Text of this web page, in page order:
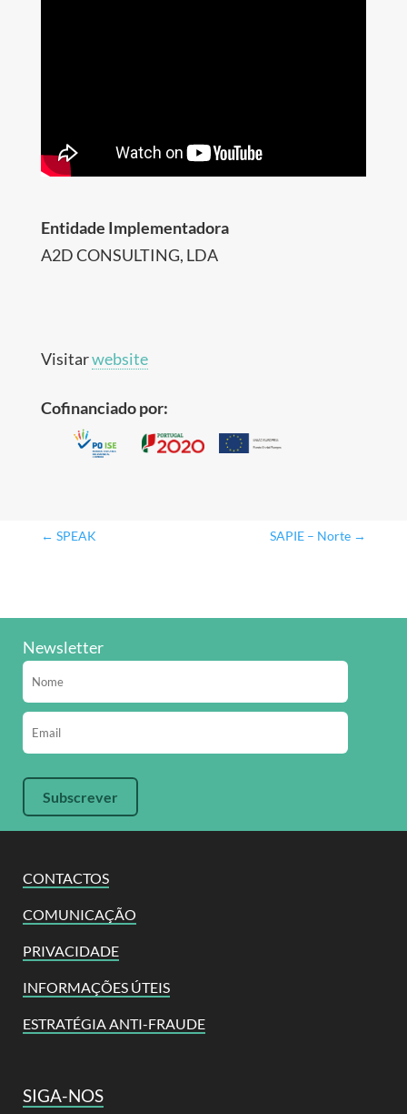
Entidade Implementadora
A2D CONSULTING, LDA
Visitarwebsite
Cofinanciado por:
← SPEAK SAPIE – Norte →
CONTACTOS
COMUNICAÇÃO
PRIVACIDADE
INFORMAÇÕES ÚTEIS
ESTRATÉGIA ANTI-FRAUDE
SIGA-NOS
Newsletter